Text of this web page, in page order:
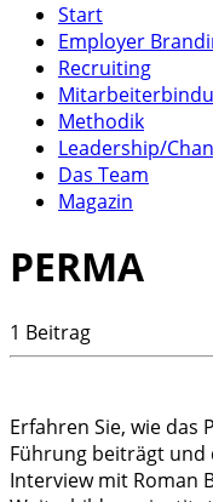
Start
Employer
Recruiting
Methodik
Leadership/
Das Team
Magazin
PERMA
1 Beitrag
Erfahren Sie, wie das
Führung beiträgt und
Interview mit Roman